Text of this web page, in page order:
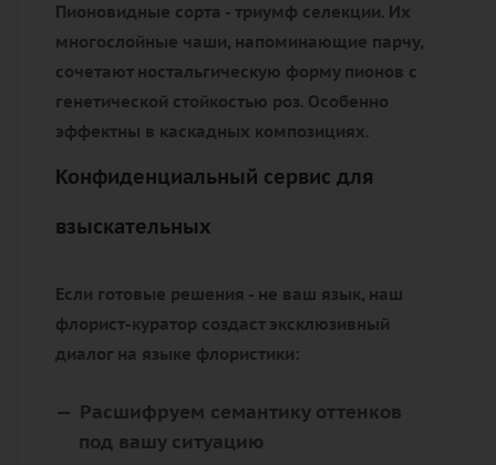
Пионовидные сорта - триумф селекции. Их
многослойные чаши, напоминающие парчу,
сочетают ностальгическую форму пионов с
генетической стойкостью роз. Особенно
эффектны в каскадных композициях.
Конфиденциальный сервис для
взыскательных
Если готовые решения - не ваш язык, наш
флорист-куратор создаст эксклюзивный
диалог на языке флористики:
Расшифруем семантику оттенков
под вашу ситуацию